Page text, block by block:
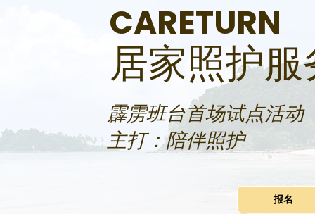
CARETURN
居家照护服
霹雳班台首场试点活动
主打：陪伴照护
报名